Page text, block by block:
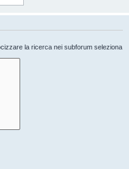
la ricerca nei subforum seleziona